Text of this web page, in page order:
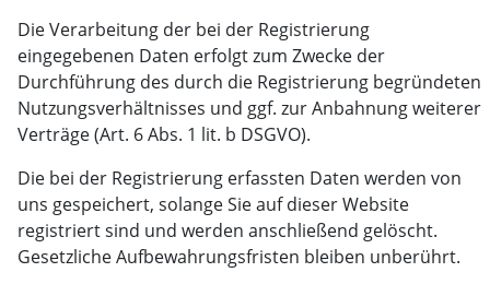
Die Verarbeitung der bei der Registrierung
eingegebenen Daten erfolgt zum Zwecke der
Durchführung des durch die Registrierung begründeten
Nutzungsverhältnisses und ggf. zur Anbahnung weiterer
Verträge (Art. 6 Abs. 1 lit. b DSGVO).
Die bei der Registrierung erfassten Daten werden von
uns gespeichert, solange Sie auf dieser Website
registriert sind und werden anschließend gelöscht.
Gesetzliche Aufbewahrungsfristen bleiben unberührt.